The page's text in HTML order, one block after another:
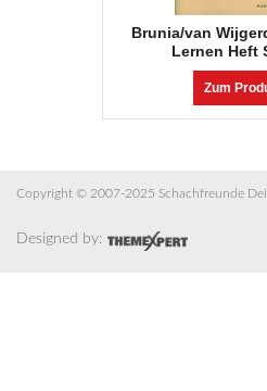
Brunia/van
Lernen Heft
Zum
Copyright © 2007-2025 Schachfreunde
Designed by: